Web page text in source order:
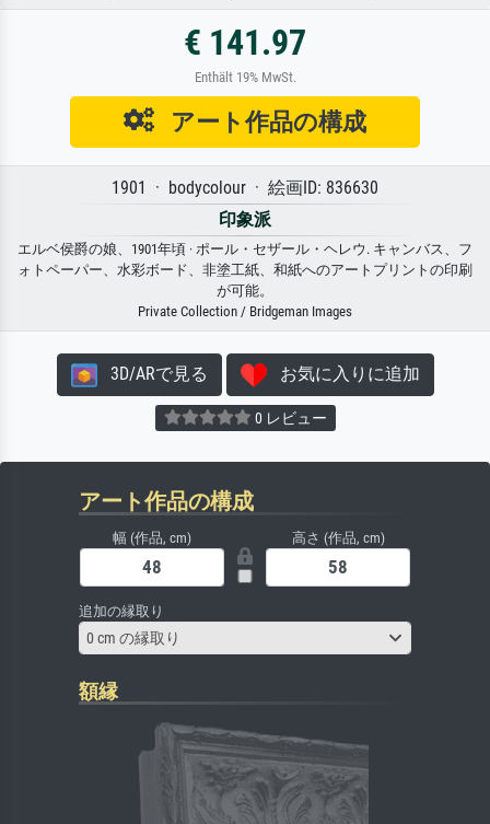
€ 141.97
Enthält 19% MwSt.
アート作品の構成
1901 · bodycolour · 絵画ID: 836630
印象派
エルベ侯爵の娘、1901年頃 · ポール・セザール・ヘレウ. キャンバス、フ
ォトペーパー、水彩ボード、非塗工紙、和紙へのアートプリントの印刷
が可能。
Private Collection / Bridgeman Images
3D/ARで見る お気に入りに追加
0 レビュー
アート作品の構成
幅 (作品, cm) 高さ (作品, cm)
追加の縁取り
0 cm の縁取り
額縁